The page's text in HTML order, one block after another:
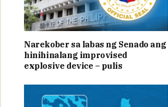
Narekober sa labas ng Senado ang
hinihinalang improvised
explosive device – pulis